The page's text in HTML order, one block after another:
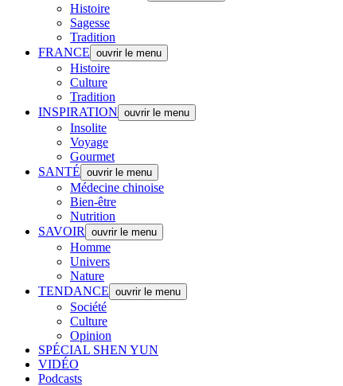
Histoire
Sagesse
Tradition
FRANCE ouvrir le menu
Histoire
Culture
Tradition
INSPIRATION ouvrir le menu
Insolite
Voyage
Gourmet
SANTÉ ouvrir le menu
Médecine chinoise
Bien-être
Nutrition
SAVOIR
ouvrir le menu
Homme
Univers
Nature
TENDANCE ouvrir le menu
Société
Culture
Opinion
SPÉCIAL SHEN YUN
VIDÉO
Podcasts